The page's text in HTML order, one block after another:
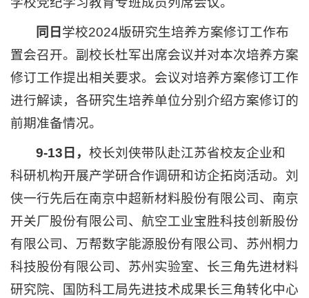
同日 学校2024版研究生培养方案修订工作布
置会召开。副校长杜军出席会议并对本次培养方案
修订工作提出相关要求。会议对培养方案修订工作
进行解读，各研究生培养单位分别介绍方案修订的
前期准备情况。
9-13日 ，校长刘侠带队赴江苏省校友企业和
科研机构开展产学研合作调研和访企拓岗活动。刘
侠一行先后在南京中超新材料股份有限公司、南京
开关厂股份有限公司、航空工业宝胜科技创新股份
有限公司、万帮数字能源股份有限公司、苏州桐力
科技股份有限公司、苏州实验室、长三角先进材料
研究院、国防科工局先进技术成果长三角转化中心